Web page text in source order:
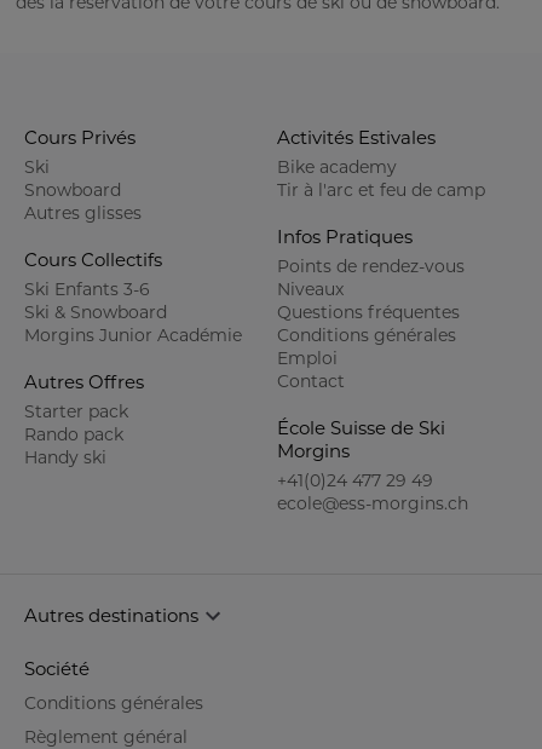
Cours Privés
Ski
Snowboard
Autres glisses
Cours Collectifs
Ski Enfants 3-6
Ski & Snowboard
Morgins Junior Académie
Autres Offres
Starter pack
Rando pack
Handy ski
Activités Estivales
Bike academy
Tir à l'arc et feu de camp
Infos Pratiques
Points de rendez-vous
Niveaux
Questions fréquentes
Conditions générales
Emploi
Contact
École Suisse de Ski
Morgins
+41(0)24 477 29 49
ecole@ess-morgins.ch
Autres destinations
Société
Conditions générales
Règlement général